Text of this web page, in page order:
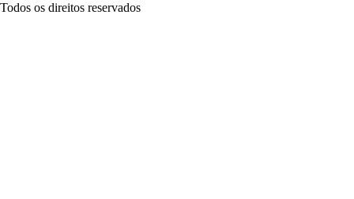
Todos os direitos reservados